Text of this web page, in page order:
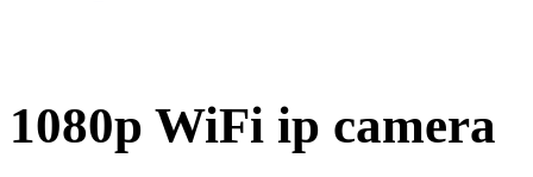
1080p WiFi ip camera